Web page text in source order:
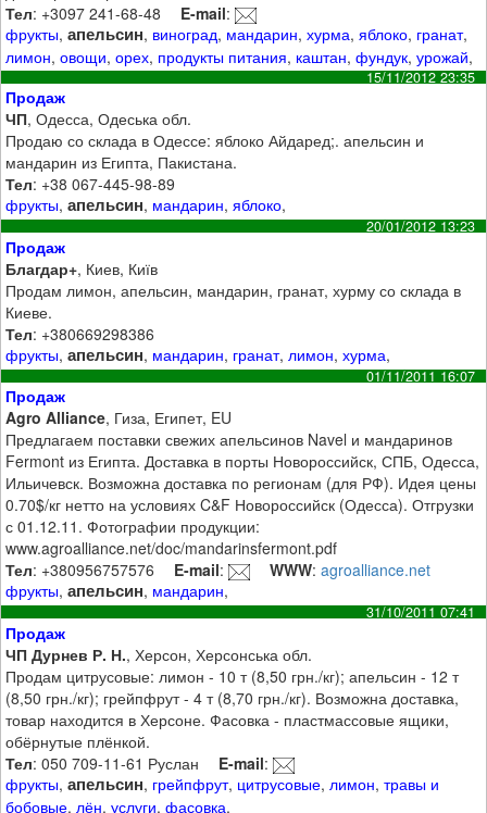
Тел: +3097 241-68-48 E-mail:
фрукты,апельсин, виноград, мандарин,хурма,яблоко, гранат,
лимон,овощи,орех, продукты питания, каштан,фундук,урожай,
15/11/2012 23:35
Продаж
ЧП, Одесса, Одеська обл.
Продаю со склада в Одессе: яблоко Айдаред;. апельсин и
мандарин из Египта, Пакистана.
Тел: +38 067-445-98-89
фрукты,апельсин, мандарин,яблоко,
20/01/2012 13:23
Продаж
Благдар+, Киев, Київ
Продам лимон, апельсин, мандарин, гранат, хурму со склада в
Киеве.
Тел: +380669298386
фрукты,апельсин, мандарин, гранат, лимон,хурма,
01/11/2011 16:07
Продаж
Agro Alliance, Гиза, Египет, EU
Предлагаем поставки свежих апельсинов Navel и мандаринов
Fermont из Египта. Доставка в порты Новороссийск, СПБ, Одесса,
Ильичевск. Возможна доставка по регионам (для РФ). Идея цены
0.70$/кг нетто на условиях C&F Новороссийск (Одесса). Отгрузки
с 01.12.11. Фотографии продукции:
www.agroalliance.net/doc/mandarinsfermont.pdf
Тел: +380956757576 E-mail: WWW:agroalliance.net
фрукты,апельсин, мандарин,
31/10/2011 07:41
Продаж
ЧП Дурнев Р. Н., Херсон, Херсонська обл.
Продам цитрусовые: лимон - 10 т (8,50 грн./кг); апельсин - 12 т
(8,50 грн./кг); грейпфрут - 4 т (8,70 грн./кг). Возможна доставка,
товар находится в Херсоне. Фасовка - пластмассовые ящики,
обёрнутые плёнкой.
Тел: 050 709-11-61 Руслан E-mail:
фрукты,апельсин, грейпфрут, цитрусовые,лимон,травы и
бобовые,лён,услуги,фасовка,